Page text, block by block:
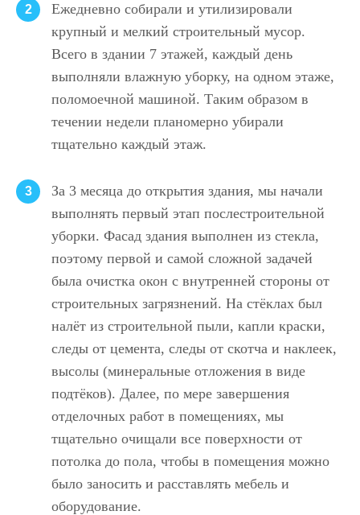
2
Ежедневно собирали и утилизировали
крупный и мелкий строительный мусор.
Всего в здании 7 этажей, каждый день
выполняли влажную уборку, на одном этаже,
поломоечной машиной. Таким образом в
течении недели планомерно убирали
тщательно каждый этаж.
3
За 3 месяца до открытия здания, мы начали
выполнять первый этап послестроительной
уборки. Фасад здания выполнен из стекла,
поэтому первой и самой сложной задачей
была очистка окон с внутренней стороны от
строительных загрязнений. На стёклах был
налёт из строительной пыли, капли краски,
следы от цемента, следы от скотча и наклеек,
высолы (минеральные отложения в виде
подтёков). Далее, по мере завершения
отделочных работ в помещениях, мы
тщательно очищали все поверхности от
потолка до пола, чтобы в помещения можно
было заносить и расставлять мебель и
оборудование.